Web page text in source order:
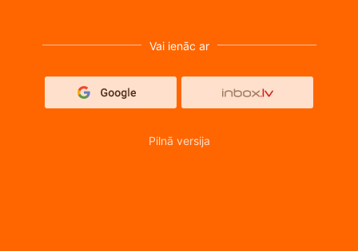
Vai ienāc ar
Pilnā versija